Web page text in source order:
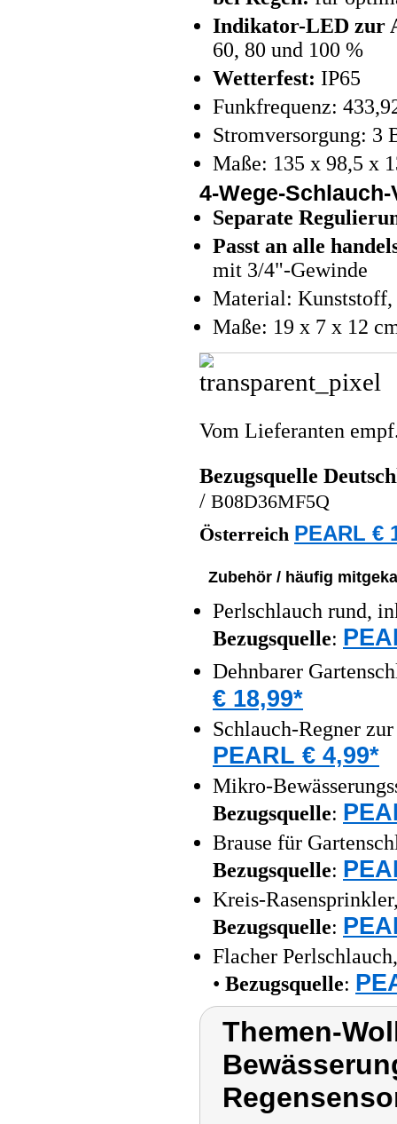
Indikator-LED zur
60, 80 und 100 %
Wetterfest: IP65
Funkfrequenz:
Stromversorgung: 3
Maße: 135 x 98,5 x
4-Wege-
Separate
Passt an alle
mit 3/4"-Gewinde
Material:
Maße: 19 x 7 x 12
Vom Lieferanten
Bezugsquelle
/ B08D36MF5Q
Österreich PEARL €
Zubehör / häufig
Perlschlauch rund,
Bezugsquelle:
Dehnbarer
€ 18,99*
Schlauch-Regner
PEARL € 4,99*
Mikro-
Bezugsquelle:
Brause für
Bezugsquelle:
Kreis-
Bezugsquelle:
Flacher
• Bezugsquelle:
Themen-